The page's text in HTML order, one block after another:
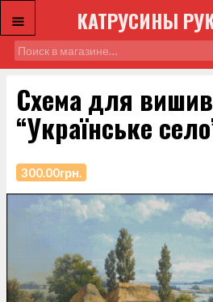
КАТРУСИНЫ
Схема для
“Українське
300.00грн.